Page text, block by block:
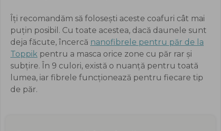
Îți recomandăm să folosești aceste coafuri cât mai
puțin posibil. Cu toate acestea, dacă daunele sunt
deja făcute, încercă nanofibrele pentru păr de la
Toppik pentru a masca orice zone cu păr rar și
subțire. În 9 culori, există o nuanță pentru toată
lumea, iar fibrele funcționează pentru fiecare tip
de păr.